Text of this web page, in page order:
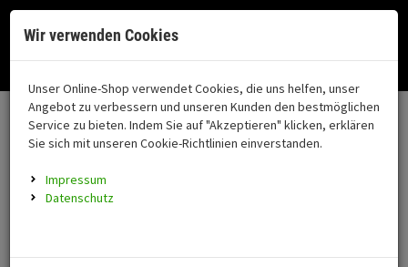
Fahrzeugteile
Alle Kategorien
FAHRZEUGTEILE
Montageständer
Neuheiten
coming soon
Anmelden | Registrieren Merkzettel
Ihr Warenkorb ist momentan leer.
Ergebnisse () Fertig
Nutzung unserer Dienste erklären Sie sich damit einverstanden!
Okay Datenschutz
Menü
Motorrad auswählen
Kundenbewertungen 1
Einloggen und Bewertung schreiben
Wir verwenden Cookies
Unser Online-Shop verwendet Cookies, die uns helfen, unser
Angebot zu verbessern und unseren Kunden den bestmöglichen
Service zu bieten. Indem Sie auf "Akzeptieren" klicken, erklären
Sie sich mit unseren Cookie-Richtlinien einverstanden.
Impressum
Datenschutz